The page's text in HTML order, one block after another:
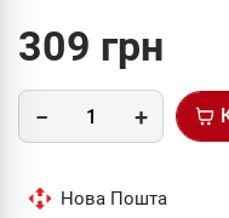
309 грн
Нова Пошта